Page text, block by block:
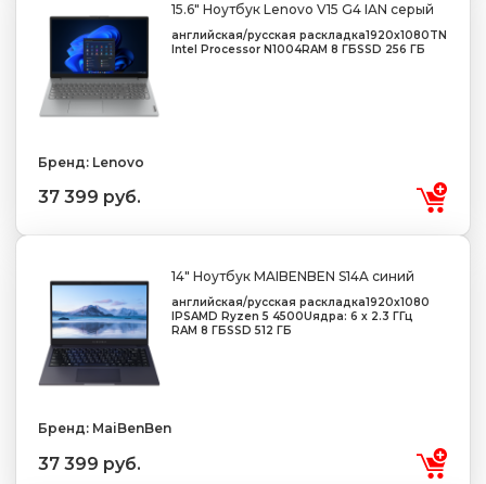
15.6" Ноутбук Lenovo V15 G4 IAN серый
английская/русская раскладка1920x1080TN
Intel Processor N1004RAM 8 ГБSSD 256 ГБ
Бренд: Lenovo
37 399 руб.
14" Ноутбук MAIBENBEN S14A синий
английская/русская раскладка1920x1080
IPSAMD Ryzen 5 4500Uядра: 6 х 2.3 ГГц
RAM 8 ГБSSD 512 ГБ
Бренд: MaiBenBen
37 399 руб.